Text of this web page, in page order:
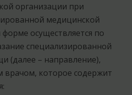
организации при
медицинской
осуществляется по
специализированной
(далее – направление),
которое содержит